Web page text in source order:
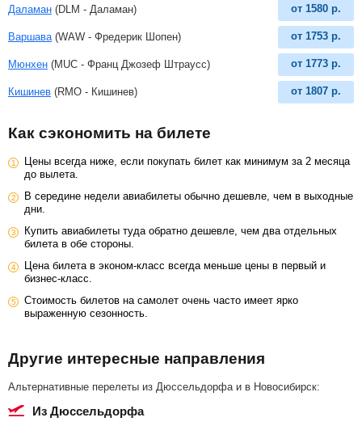
Даламан (DLM - Даламан) от 1580 р.
Варшава (WAW - Фредерик Шопен) от 1753 р.
Мюнхен (MUC - Франц Джозеф Штраусс) от 1773 р.
Кишинев (RMO - Кишинев) от 1807 р.
Как сэкономить на билете
Цены всегда ниже, если покупать билет как минимум за 2 месяца
до вылета.
В середине недели авиабилеты обычно дешевле, чем в выходные
дни.
Купить авиабилеты туда обратно дешевле, чем два отдельных
билета в обе стороны.
Цена билета в эконом-класс всегда меньше цены в первый и
бизнес-класс.
Стоимость билетов на самолет очень часто имеет ярко
выраженную сезонность.
Другие интересные направления
Альтернативные перелеты из Дюссельдорфа и в Новосибирск:
из Дюссельдорфа